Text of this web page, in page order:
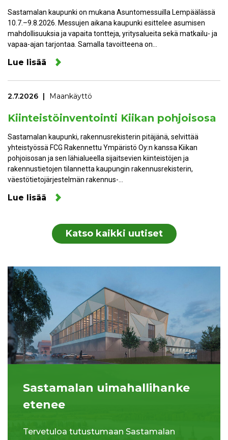
Sastamalan kaupunki on mukana Asuntomessuilla Lempäälässä
10.7.–9.8.2026. Messujen aikana kaupunki esittelee asumisen
mahdollisuuksia ja vapaita tontteja, yritysalueita sekä matkailu- ja
vapaa-ajan tarjontaa. Samalla tavoitteena on…
Lue lisää
2.7.2026 Maankäyttö
Kiinteistöinventointi Kiikan pohjoisosa
Sastamalan kaupunki, rakennusrekisterin pitäjänä, selvittää
yhteistyössä FCG Rakennettu Ympäristö Oy:n kanssa Kiikan
pohjoisosan ja sen lähialueella sijaitsevien kiinteistöjen ja
rakennustietojen tilannetta kaupungin rakennusrekisterin,
väestötietojärjestelmän rakennus-…
Lue lisää
Katso kaikki uutiset
Sastamalan uimahallihanke
etenee
Tervetuloa tutustumaan Sastamalan